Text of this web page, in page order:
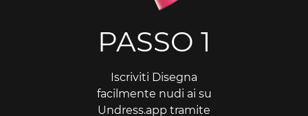
PASSO 1
Iscriviti Disegna
facilmente nudi ai su
Undress.app tramite